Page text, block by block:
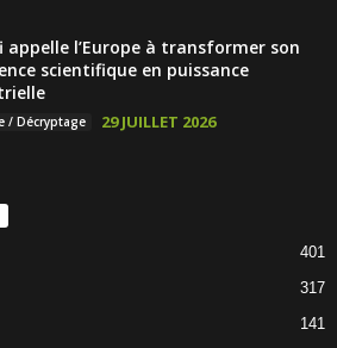
appelle l’Europe à transformer son
scientifique en puissance
/ Décryptage 29 JUILLET 2026
401
317
141